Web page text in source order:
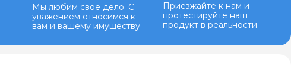
Мы любим свое дело. С
уважением относимся к
вам и вашему имуществу
Приезжайте к нам и
протестируйте наш
продукт в реальности